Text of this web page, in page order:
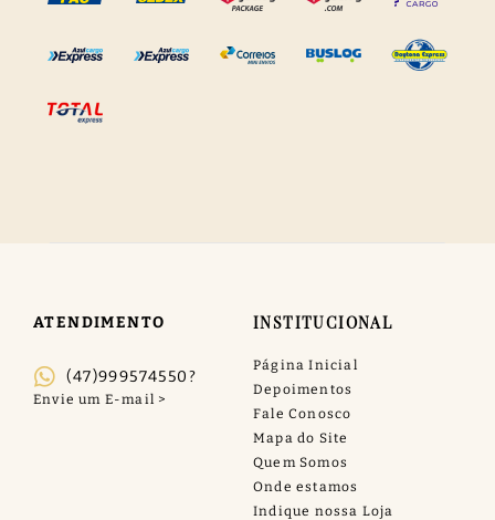
ATENDIMENTO
(47)999574550?
INSTITUCIONAL
Página Inicial
Depoimentos
Fale Conosco
Mapa do Site
Quem Somos
Onde estamos
Indique nossa Loja